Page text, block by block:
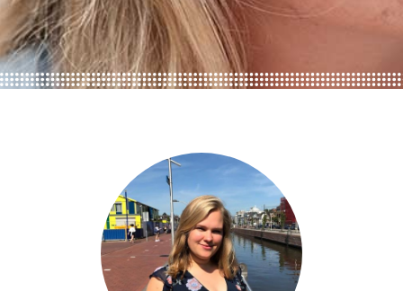
JOUW TOEKOMST
INSCHRIJVEN
ONZE ALUMNI
VACATURES